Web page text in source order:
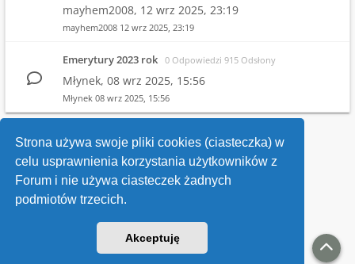
Strona używa swoje pliki cookies (ciasteczka) w
celu usprawnienia korzystania użytkowników z
Forum i nie używa ciasteczek żadnych
podmiotów trzecich.
Akceptuję
mayhem2008, 12 wrz 2025, 23:19
mayhem2008 12 wrz 2025, 23:19
Emerytury 2023 rok 0 Odpowiedzi 915 Odsłony
Młynek, 08 wrz 2025, 15:56
Młynek 08 wrz 2025, 15:56
1 2 3 4 … 10
Wróć do wykazu forów
v118